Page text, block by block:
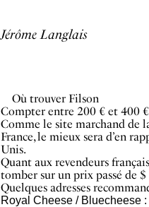
Jérôme Langlais
Où trouver Filson
Compter entre 200 € et 400 €
Comme le site marchand de
France, le mieux sera d’en
Unis.
Quant aux revendeurs
tomber sur un prix passé de
Quelques adresses
Royal Cheese / Bluecheese